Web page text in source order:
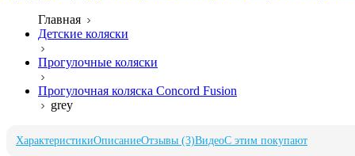
Главная
Детские коляски
Прогулочные коляски
Прогулочная коляска Concord Fusion
grey
ХарактеристикиОписаниеОтзывы (3)ВидеоС этим покупают